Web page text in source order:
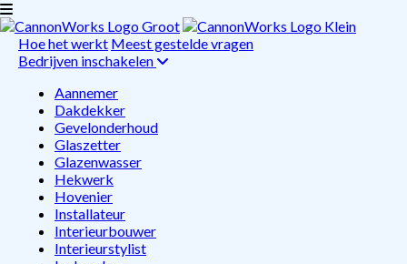
Hoe het werkt Meest gestelde vragen
Bedrijven inschakelen
Aannemer
Dakdekker
Gevelonderhoud
Glaszetter
Glazenwasser
Hekwerk
Hovenier
Installateur
Interieurbouwer
Interieurstylist